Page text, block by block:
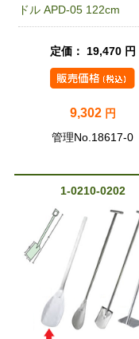
ドル APD-05 122cm
定価： 19,470 円
9,302 円
管理No.18617-0
1-0210-0202